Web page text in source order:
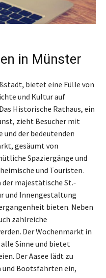
in Münster
bietet eine Fülle von
und Kultur auf
Historische Rathaus, ein
zieht Besucher mit
und der bedeutenden
gesäumt von
Spaziergänge und
und Touristen.
majestätische St.-
und Innengestaltung
bieten. Neben
zahlreiche
Der Wochenmarkt in
Sinne und bietet
Der Aasee lädt zu
und Bootsfahrten ein,